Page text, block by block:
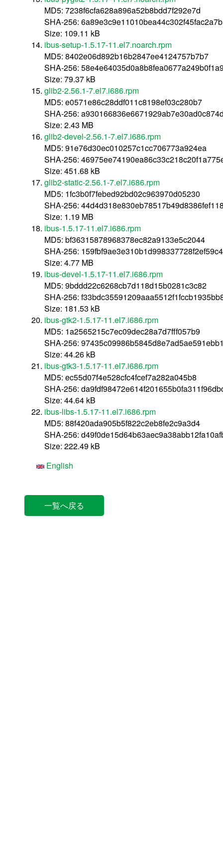
MD5: 7238f6cfa628a896a52b8bdd7f292e7d
SHA-256:
Size: 109.11 kB
ibus-setup-1.5.17-11.el7.noarch.rpm
MD5: 8402e06d892b16b2847ee4124757b7b7
SHA-256:
Size: 79.37 kB
glib2-2.56.1-7.el7.i686.rpm
MD5: e0571e86c28ddf011c8198ef03c280b7
SHA-256:
Size: 2.43 MB
glib2-devel-2.56.1-7.el7.i686.rpm
MD5: 91e76d30ec010257c1cc706773a924ea
SHA-256:
Size: 451.68 kB
glib2-static-2.56.1-7.el7.i686.rpm
MD5: 1fc3b0f7febed92bd02c963970d05230
SHA-256:
Size: 1.19 MB
ibus-1.5.17-11.el7.i686.rpm
MD5: bf36315878968378ec82a9133e5c2044
SHA-256:
Size: 4.77 MB
ibus-devel-1.5.17-11.el7.i686.rpm
MD5: 9bddd22c6268cb7d118d15b0281c3c82
SHA-256:
Size: 181.53 kB
ibus-gtk2-1.5.17-11.el7.i686.rpm
MD5: 1a2565215c7ec09dec28a7d7fff057b9
SHA-256:
Size: 44.26 kB
ibus-gtk3-1.5.17-11.el7.i686.rpm
MD5: ec55d07f4e528cfc4fcef7a282a045b8
SHA-256:
Size: 44.64 kB
ibus-libs-1.5.17-11.el7.i686.rpm
MD5: 88f420ada905b5f822c2eb8fe2c9a3d4
SHA-256:
Size: 222.49 kB
English
一覧へ戻る